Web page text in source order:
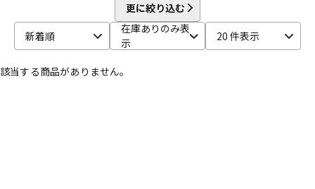
エレキギター アコギ/エレアコ
ベース
更に絞り込む
新着順
在庫ありのみ表
示
20 件表示
該当する商品がありません。